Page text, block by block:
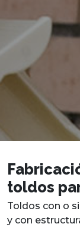
toldos
Toldos con o
y con